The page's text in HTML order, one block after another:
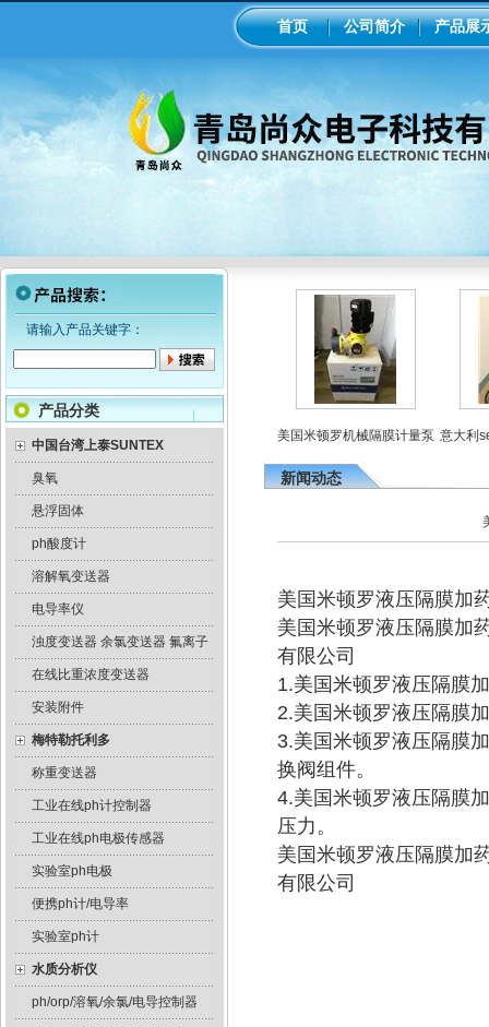
首页 公司简介 产品展
请输入产品关键字：
产品分类
中国台湾上泰SUNTEX
臭氧
悬浮固体
ph酸度计
溶解氧变送器
电导率仪
浊度变送器 余氯变送器 氟离子
在线比重浓度变送器
安装附件
梅特勒托利多
称重变送器
工业在线ph计控制器
工业在线ph电极传感器
实验室ph电极
便携ph计/电导率
实验室ph计
水质分析仪
ph/orp/溶氧/余氯/电导控制器
磁隔膜泵加药
泵
工业在线ph/orp计变送器 美国米顿罗机械隔膜计量泵 意大利
新闻动态
美国米顿罗液压隔膜加
美国米顿罗液压隔膜加
有限公司
1.美国米顿罗液压隔膜
2.美国米顿罗液压隔膜
3.美国米顿罗液压隔膜
换阀组件。
4.美国米顿罗液压隔膜
压力。
美国米顿罗液压隔膜加
有限公司